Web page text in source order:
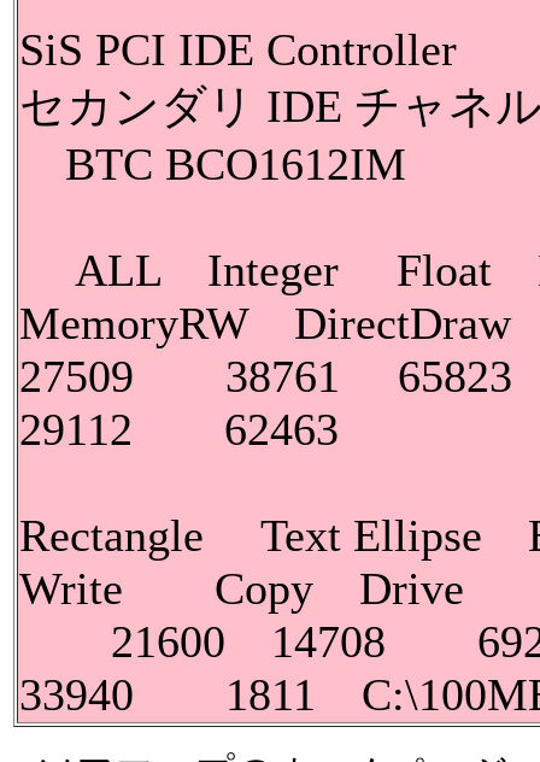
SiS PCI IDE Controller
セカンダリ IDE チャネ
BTC BCO1612IM
ALL Integer Float
MemoryRW DirectDraw
27509 38761
29112 62463
Rectangle Text
Write Copy Drive
21600 14708
33940 1811